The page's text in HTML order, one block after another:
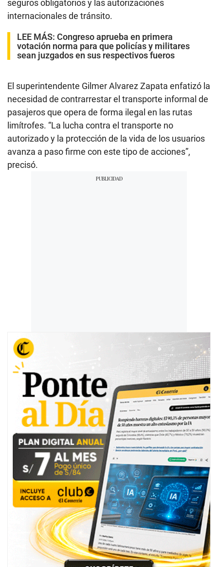
seguros obligatorios y las autorizaciones
internacionales de tránsito.
LEE MÁS: Congreso aprueba en primera
votación norma para que policías y militares
sean juzgados en sus respectivos fueros
El superintendente Gilmer Alvarez Zapata enfatizó la
necesidad de contrarrestar el transporte informal de
pasajeros que opera de forma ilegal en las rutas
limítrofes. “La lucha contra el transporte no
autorizado y la protección de la vida de los usuarios
avanza a paso firme con este tipo de acciones”,
precisó.